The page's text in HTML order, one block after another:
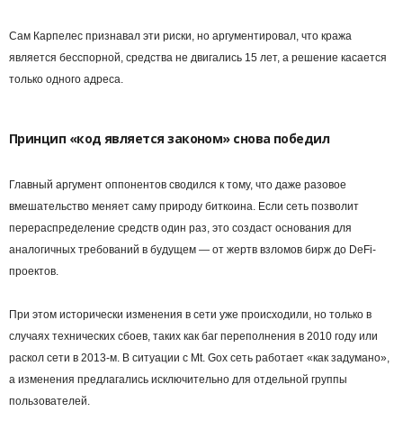
Сам Карпелес признавал эти риски, но аргументировал, что кража
является бесспорной, средства не двигались 15 лет, а решение касается
только одного адреса.
Принцип «код является законом» снова победил
Главный аргумент оппонентов сводился к тому, что даже разовое
вмешательство меняет саму природу биткоина. Если сеть позволит
перераспределение средств один раз, это создаст основания для
аналогичных требований в будущем — от жертв взломов бирж до DeFi-
проектов.
При этом исторически изменения в сети уже происходили, но только в
случаях технических сбоев, таких как баг переполнения в 2010 году или
раскол сети в 2013-м. В ситуации с Mt. Gox сеть работает «как задумано»,
а изменения предлагались исключительно для отдельной группы
пользователей.